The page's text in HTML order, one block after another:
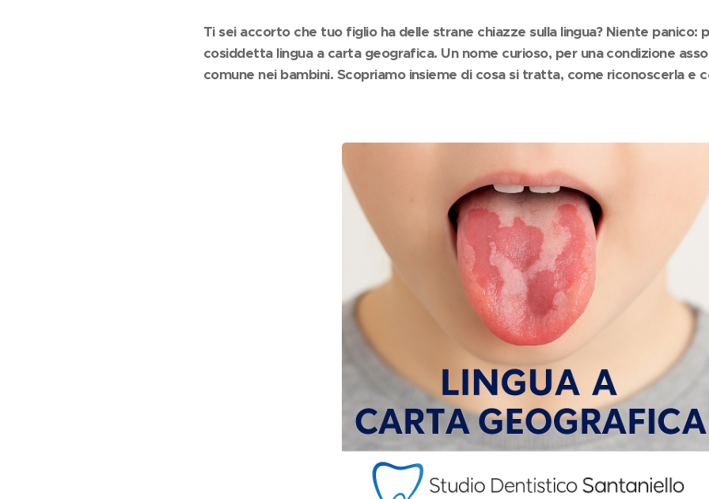
Ti sei accorto che tuo figlio ha delle strane chiazze sulla lingua? Niente
cosiddetta lingua a carta geografica. Un nome curioso, per una condizione
comune nei bambini. Scopriamo insieme di cosa si tratta, come riconoscerla e